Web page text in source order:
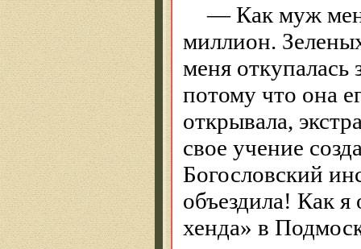
— Как муж
миллион.
меня откупалась
потому что она
открывала,
свое учение
Богословский
объездила! Как
хенда» в